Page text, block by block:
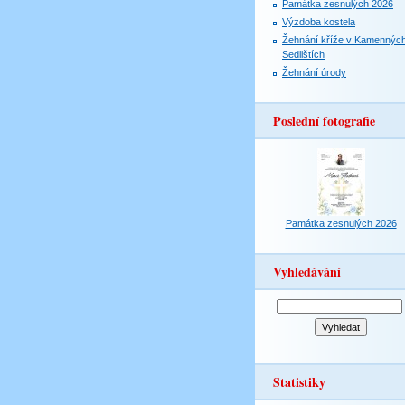
Památka zesnulých 2026
Výzdoba kostela
Žehnání kříže v
Sedlištích
Žehnání úrody
Poslední fotografie
Památka zesnulých 2026
Vyhledávání
Statistiky